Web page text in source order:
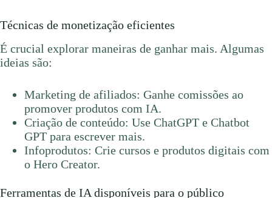
Técnicas de monetização eficientes
É crucial explorar maneiras de ganhar mais. Algumas
ideias são:
Marketing de afiliados: Ganhe comissões ao
promover produtos com IA.
Criação de conteúdo: Use ChatGPT e Chatbot
GPT para escrever mais.
Infoprodutos: Crie cursos e produtos digitais com
o Hero Creator.
Ferramentas de IA disponíveis para o público